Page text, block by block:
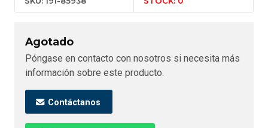
Agotado
Póngase en contacto con nosotros si necesita más
información sobre este producto.
Contáctanos